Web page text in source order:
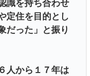
識を持ち合わせ
定住を目的とし
だった」と振り
人から１７年は